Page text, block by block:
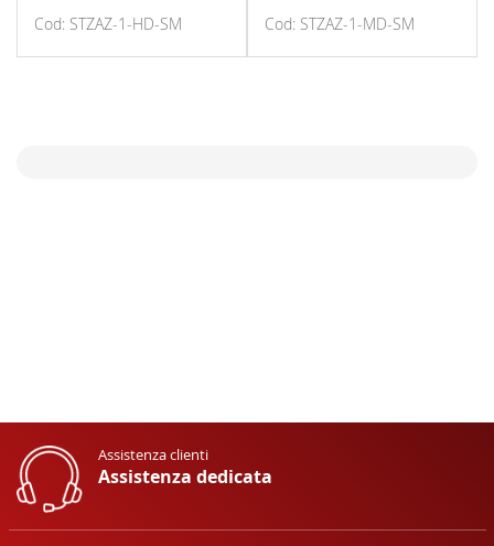
Cod: STZAZ-1-HD-SM Cod: STZAZ-1-MD-SM
Assistenza clienti
Assistenza dedicata